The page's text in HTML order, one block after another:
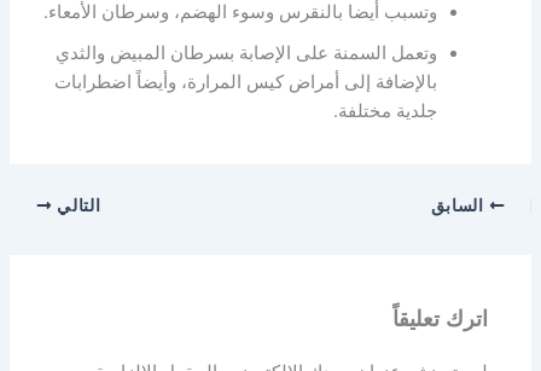
وتسبب أيضا بالنقرس وسوء الهضم، وسرطان الأمعاء.
وتعمل السمنة على الإصابة بسرطان المبيض والثدي
بالإضافة إلى أمراض كيس المرارة، وأيضاً اضطرابات
جلدية مختلفة.
السابق التالي
اترك تعليقاً